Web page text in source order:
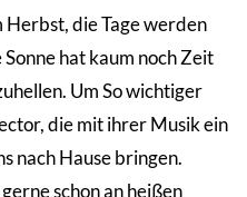
Herbst, die Tage werden
hat kaum noch Zeit
Um So wichtiger
die mit ihrer Musik ein
nach Hause bringen.
schon an heißen